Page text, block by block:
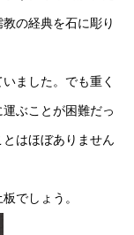
の経典を石に彫り
ました。でも重く
ぶことが困難だっ
はほぼありません
でしょう。